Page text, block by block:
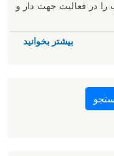
در فعالیت جهت دار و
بیشتر بخوانید